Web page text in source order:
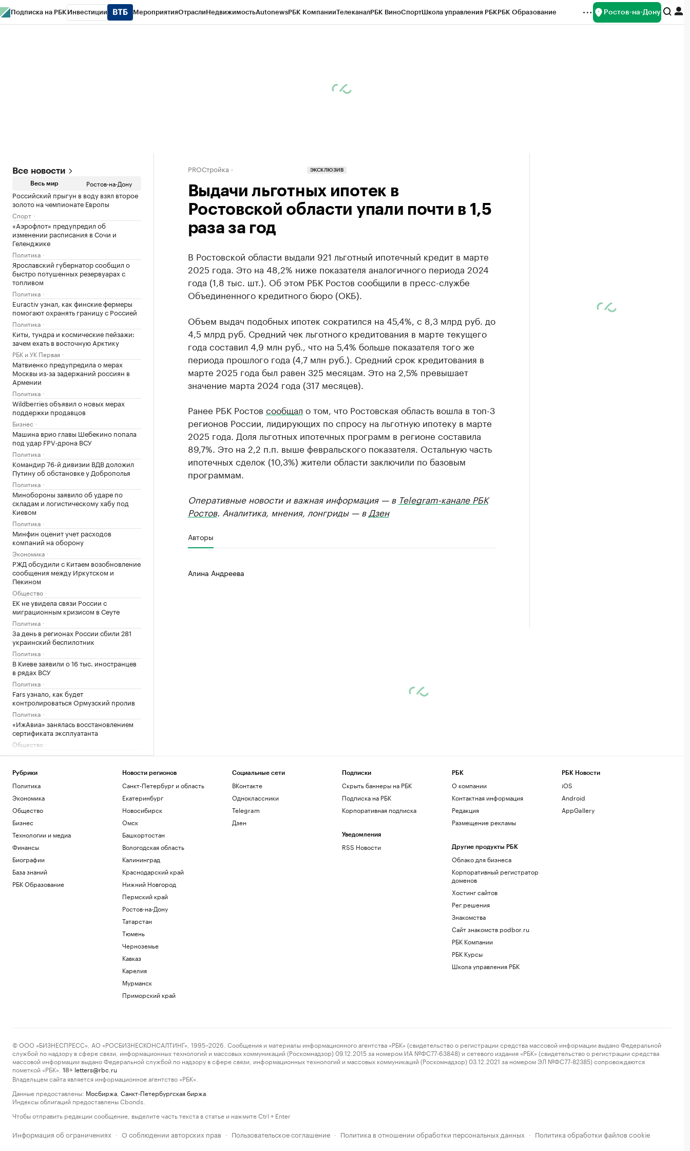
Подписка на РБК Инвестиции МероприятияОтраслиНедвижимостьAutonewsРБК КомпанииТелеканалРБК ВиноСпортШкола управления РБКРБК Образование Ростов-на-Дону
Все новости
Весь мир Ростов-на-Дону
Российский прыгун в воду взял второе
золото на чемпионате Европы
Спорт
«Аэрофлот» предупредил об
изменении расписания в Сочи и
Геленджике
Политика
Ярославский губернатор сообщил о
быстро потушенных резервуарах с
топливом
Политика
Euractiv узнал, как финские фермеры
помогают охранять границу с Россией
Политика
Киты, тундра и космические пейзажи:
зачем ехать в восточную Арктику
РБК и УК Первая
Матвиенко предупредила о мерах
Москвы из-за задержаний россиян в
Армении
Политика
Wildberries объявил о новых мерах
поддержки продавцов
Бизнес
Машина врио главы Шебекино попала
под удар FPV‑дрона ВСУ
Политика
Командир 76-й дивизии ВДВ доложил
Путину об обстановке у Доброполья
Политика
Минобороны заявило об ударе по
складам и логистическому хабу под
Киевом
Политика
Минфин оценит учет расходов
компаний на оборону
Экономика
РЖД обсудили с Китаем возобновление
сообщения между Иркутском и
Пекином
Общество
ЕК не увидела связи России с
миграционным кризисом в Сеуте
Политика
За день в регионах России сбили 281
украинский беспилотник
Политика
В Киеве заявили о 16 тыс. иностранцев
в рядах ВСУ
Политика
Fars узнало, как будет
контролироваться Ормузский пролив
Политика
«ИжАвиа» занялась восстановлением
сертификата эксплуатанта
Общество
МИД России заявил, что Армения
Украиной
Политика
пространства на первых этажах
РБК и ПИК Серия плюс
Как принять квартиру в новостройке и
не пропустить дефекты
РБК Компании
PROСтройка ЭКСКЛЮЗИВ
Выдачи льготных ипотек в
Ростовской области упали почти в 1,5
раза за год
В Ростовской области выдали 921 льготный ипотечный кредит в марте
2025 года. Это на 48,2% ниже показателя аналогичного периода 2024
года (1,8 тыс. шт.). Об этом РБК Ростов сообщили в пресс-службе
Объединенного кредитного бюро (ОКБ).
Объем выдач подобных ипотек сократился на 45,4%, с 8,3 млрд руб. до
4,5 млрд руб. Средний чек льготного кредитования в марте текущего
года составил 4,9 млн руб., что на 5,4% больше показателя того же
периода прошлого года (4,7 млн руб.). Средний срок кредитования в
марте 2025 года был равен 325 месяцам. Это на 2,5% превышает
значение марта 2024 года (317 месяцев).
Ранее РБК Ростов сообщал о том, что Ростовская область вошла в топ-3
регионов России, лидирующих по спросу на льготную ипотеку в марте
2025 года. Доля льготных ипотечных программ в регионе составила
89,7%. Это на 2,2 п.п. выше февральского показателя. Остальную часть
ипотечных сделок (10,3%) жители области заключили по базовым
программам.
Оперативные новости и важная информация — в Telegram-канале РБК
Ростов. Аналитика, мнения, лонгриды — в Дзен
Авторы
Алина Андреева
Рубрики
Политика
Экономика
Общество
Бизнес
Технологии и медиа
Финансы
Биографии
База знаний
РБК Образование
Новости регионов
Санкт-Петербург и область
Екатеринбург
Новосибирск
Омск
Башкортостан
Вологодская область
Калининград
Краснодарский край
Нижний Новгород
Пермский край
Ростов-на-Дону
Татарстан
Тюмень
Черноземье
Кавказ
Карелия
Мурманск
Приморский край
Социальные сети
ВКонтакте
Одноклассники
Telegram
Дзен
Подписки
Скрыть баннеры на РБК
Подписка на РБК
Корпоративная подписка
Уведомления
RSS Новости
РБК
О компании
Контактная информация
Редакция
Размещение рекламы
Другие продукты РБК
Облако для бизнеса
Корпоративный регистратор
доменов
Хостинг сайтов
Рег.решения
Знакомства
Сайт знакомств podbor.ru
РБК Компании
РБК Курсы
Школа управления РБК
РБК Новости
iOS
Android
AppGallery
© ООО «БИЗНЕСПРЕСС», АО «РОСБИЗНЕСКОНСАЛТИНГ», 1995–2026. Сообщения и материалы информационного агентства «РБК» (свидетельство о регистрации средства массовой информации выдано Федеральной
службой по надзору в сфере связи, информационных технологий и массовых коммуникаций (Роскомнадзор) 09.12.2015 за номером ИА №ФС77-63848) и сетевого издания «РБК» (свидетельство о регистрации средства
массовой информации выдано Федеральной службой по надзору в сфере связи, информационных технологий и массовых коммуникаций (Роскомнадзор) 03.12.2021 за номером ЭЛ №ФС77-82385) сопровождаются
пометкой «РБК».
18+ letters@rbc.ru
Владельцем сайта является информационное агентство «РБК».
Данные предоставлены: Мосбиржа Санкт-Петербургская биржа
Индексы облигаций предоставлены Cbonds.
Чтобы отправить редакции сообщение, выделите часть текста в статье и нажмите Ctrl + Enter
Информация об ограничениях · О соблюдении авторских прав · Пользовательское соглашение · Политика в отношении обработки персональных данных · Политика обработки файлов cookie